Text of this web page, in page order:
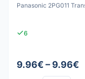
Panasonic 2PG011
6
9.96€ – 9.96€